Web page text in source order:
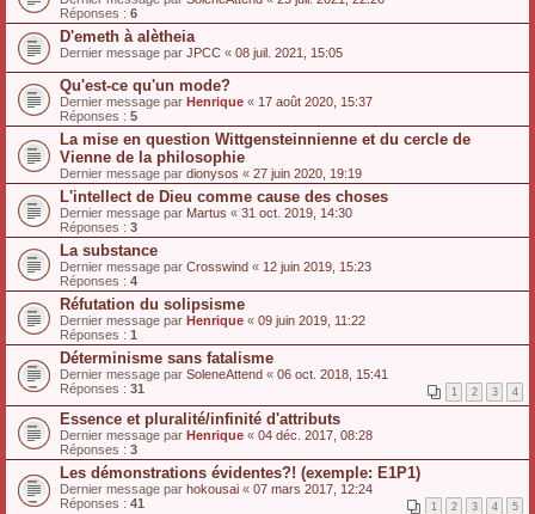
Réponses : 6
D'emeth à alètheia
Dernier message par JPCC « 08 juil. 2021, 15:05
Qu'est-ce qu'un mode?
Dernier message par Henrique « 17 août 2020, 15:37
Réponses : 5
La mise en question Wittgensteinnienne et du cercle de
Vienne de la philosophie
Dernier message par dionysos « 27 juin 2020, 19:19
L'intellect de Dieu comme cause des choses
Dernier message par Martus « 31 oct. 2019, 14:30
Réponses : 3
La substance
Dernier message par Crosswind « 12 juin 2019, 15:23
Réponses : 4
Réfutation du solipsisme
Dernier message par Henrique « 09 juin 2019, 11:22
Réponses : 1
Déterminisme sans fatalisme
Dernier message par SoleneAttend « 06 oct. 2018, 15:41
Réponses : 31 1 2 3 4
Essence et pluralité/infinité d'attributs
Dernier message par Henrique « 04 déc. 2017, 08:28
Réponses : 3
Les démonstrations évidentes?! (exemple: E1P1)
Dernier message par hokousai « 07 mars 2017, 12:24
Réponses : 41 1 2 3 4 5